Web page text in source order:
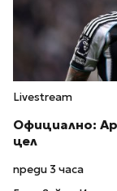
Livestream
Официално:
цел
преди 3 часа